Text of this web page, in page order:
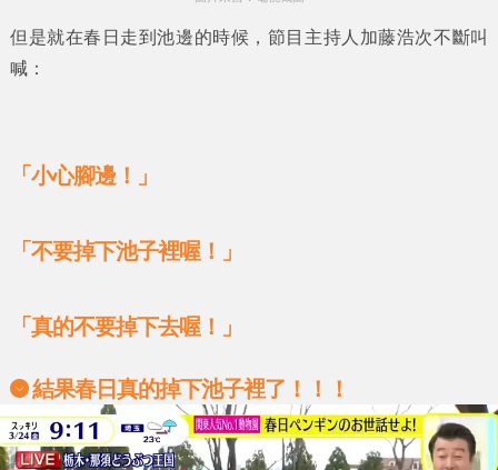
但是就在春日 走到池邊的時候，節目主持人 加藤浩次不斷叫
喊：
「小心腳邊！」
「不要掉下池子裡喔！」
「真的不要掉下去喔！」
結果春日真的掉下池子裡了！！！